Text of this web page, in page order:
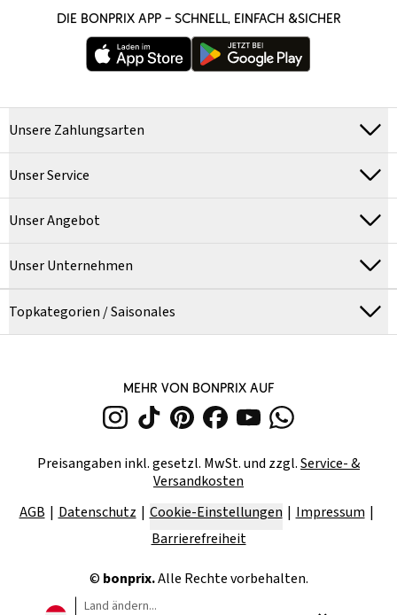
DIE BONPRIX APP – SCHNELL, EINFACH &SICHER
Unsere Zahlungsarten
Unser Service
Unser Angebot
Unser Unternehmen
Topkategorien / Saisonales
MEHR VON BONPRIX AUF
Preisangaben inkl. gesetzl. MwSt. und zzgl.Service- &
Versandkosten
AGB
Datenschutz Cookie-Einstellungen
Impressum
Barrierefreiheit
© bonprix.Alle Rechte vorbehalten.
Land ändern...